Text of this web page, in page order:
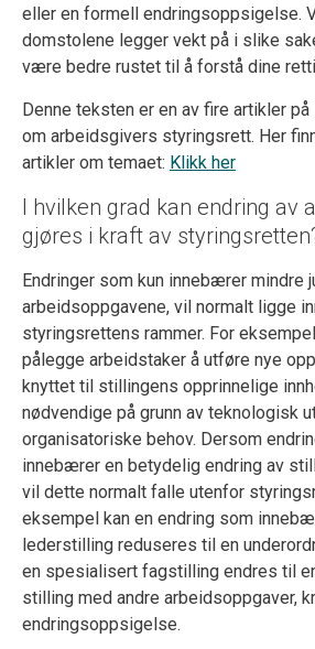
eller en formell endringsoppsigelse.
domstolene legger vekt på i slike
være bedre rustet til å forstå dine
Denne teksten er en av fire artikler
om arbeidsgivers styringsrett. Her
artikler om temaet: Klikk her
I hvilken grad kan endring av
gjøres i kraft av
Endringer som kun innebærer mindre
arbeidsoppgavene, vil normalt ligge
styringsrettens rammer. For
pålegge arbeidstaker å utføre nye
knyttet til stillingens opprinnelige
nødvendige på grunn av teknologisk
organisatoriske behov. Dersom
innebærer en betydelig endring av
vil dette normalt falle utenfor
eksempel kan en endring som
lederstilling reduseres til en
en spesialisert fagstilling endres til
stilling med andre arbeidsoppgaver,
endringsoppsigelse.